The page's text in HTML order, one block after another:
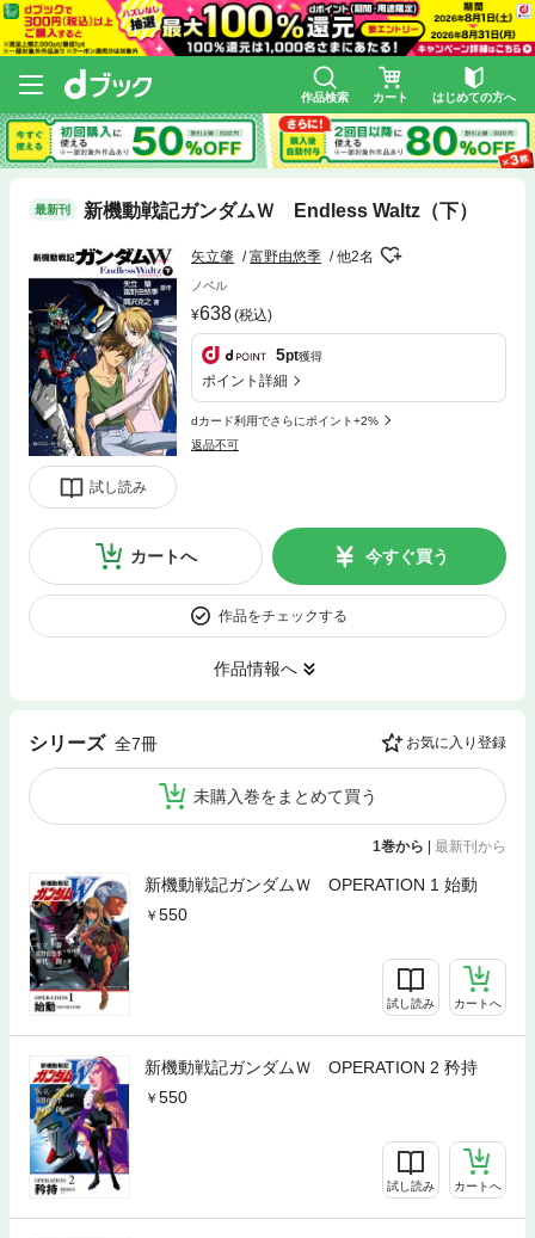
作品検索 カート はじめての方へ
最新刊 新機動戦記ガンダムＷ Endless Waltz（下）
試し読み
矢立肇 富野由悠季 他2名
ノベル
638(税込)
5pt獲得
ポイント詳細
dカード利用でさらにポイント+2%
返品不可
カートへ 今すぐ買う
作品をチェックする
作品情報へ
シリーズ 全7冊 お気に入り登録
未購入巻をまとめて買う
1巻から | 最新刊から
新機動戦記ガンダムＷ OPERATION 1 始動
550
試し読み カートへ
新機動戦記ガンダムＷ OPERATION 2 矜持
550
試し読み カートへ